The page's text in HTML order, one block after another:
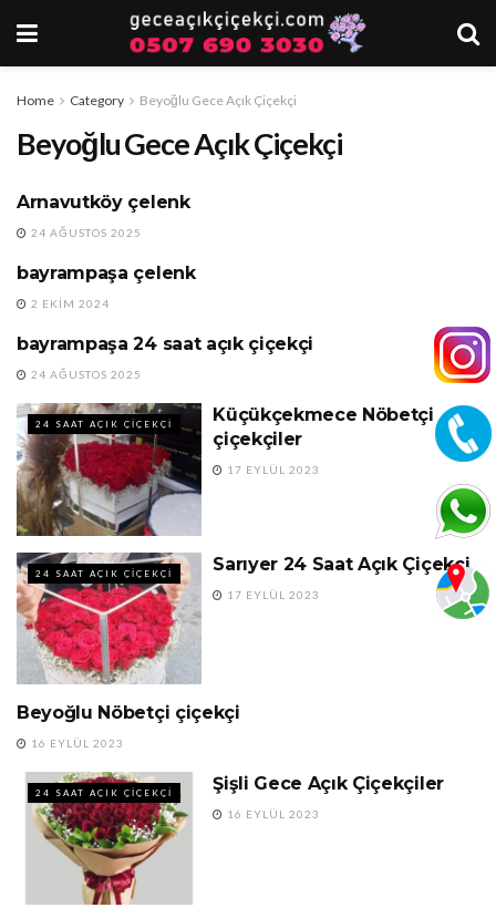
Home Category Beyoğlu Gece Açık Çiçekçi
Beyoğlu Gece Açık Çiçekçi
ARNAVUTKÖY ÇELENK
Arnavutköy çelenk
24 AĞUSTOS 2025
24 SAAT AÇIK ÇIÇEKÇI
bayrampaşa çelenk
2 EKIM 2024
24 SAAT AÇIK ÇIÇEKÇI
bayrampaşa 24 saat açık çiçekçi
24 AĞUSTOS 2025
24 SAAT AÇIK ÇIÇEKÇI
Küçükçekmece Nöbetçi
çiçekçiler
17 EYLÜL 2023
24 SAAT AÇIK ÇIÇEKÇI Sarıyer 24 Saat Açık Çiçekçi
17 EYLÜL 2023
24 SAAT AÇIK
Beyoğlu Nöbetçi çiçekçi
16 EYLÜL 2023
24 SAAT AÇIK ÇIÇEKÇI Şişli Gece Açık Çiçekçiler
16 EYLÜL 2023